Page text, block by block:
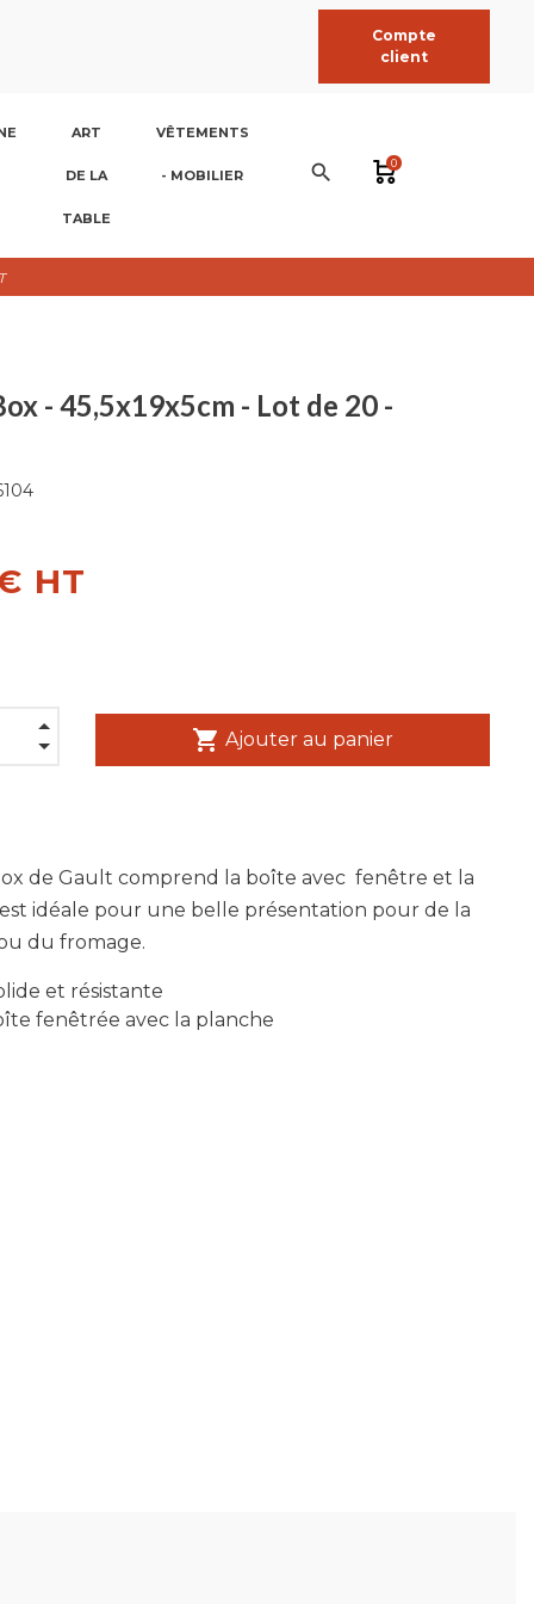
Compte
client
ART
DE LA
TABLE
VÊTEMENTS
- MOBILIER search 0
- 45,5x19x5cm - Lot de 20 -
HT
shopping_cart Ajouter au panier
de Gault comprend la boîte avec fenêtre et la
idéale pour une belle présentation pour de la
du fromage.
et résistante
fenêtrée avec la planche